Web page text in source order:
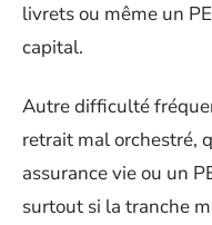
livrets ou même un
capital.
Autre difficulté
retrait mal orchestré,
assurance vie ou un
surtout si la tranche